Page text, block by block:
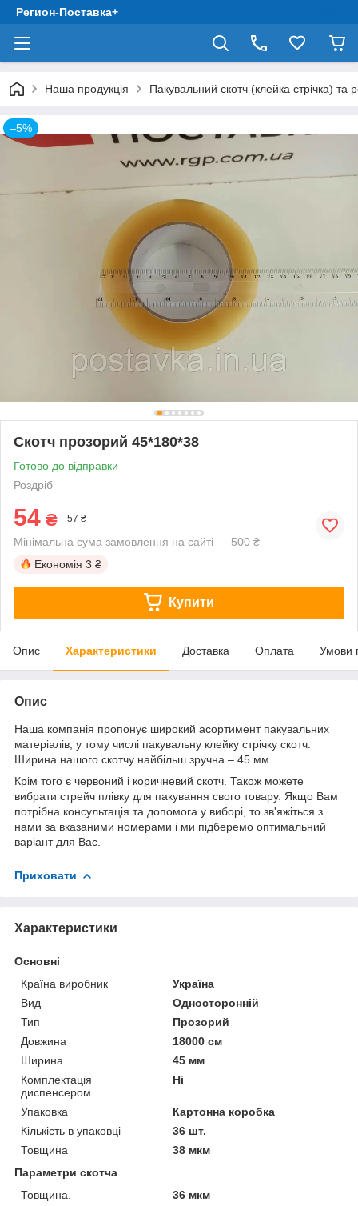
Регион-Поставка+
Наша продукція Пакувальний скотч (клейка стрічка) та
–5%
Скотч прозорий 45*180*38
Готово до відправки
Роздріб
54 ₴ 57 ₴
Мінімальна сума замовлення на сайті — 500 ₴
Економія 3 ₴
Купити
Опис Характеристики Доставка Оплата Умови
Опис
Наша компанія пропонує широкий асортимент пакувальних
матеріалів, у тому числі пакувальну клейку стрічку скотч.
Ширина нашого скотчу найбільш зручна – 45 мм.
Крім того є червоний і коричневий скотч. Також можете
вибрати стрейч плівку для пакування свого товару. Якщо Вам
потрібна консультація та допомога у виборі, то зв'яжіться з
нами за вказаними номерами і ми підберемо оптимальний
варіант для Вас.
Приховати
Характеристики
Основні
Країна виробник
Україна
Вид
Односторонній
Тип
Прозорий
Довжина
18000 см
Ширина
45 мм
Комплектація
диспенсером
Ні
Упаковка
Картонна коробка
Кількість в упаковці
36 шт.
Товщина
38 мкм
Параметри скотча
Товщина.
36 мкм